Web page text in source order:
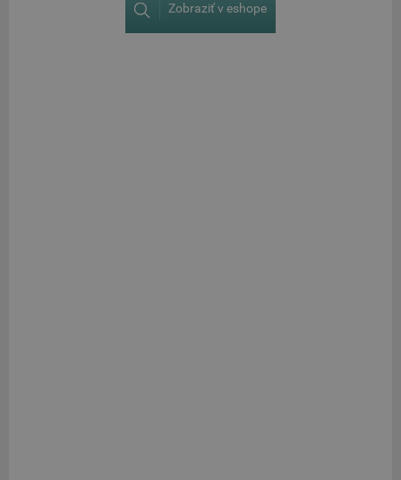
Zobraziť v eshope